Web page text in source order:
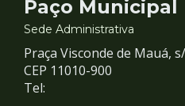
e
Redes
Paço Municipal
Sede Administrativa
Praça Visconde de Mauá,
CEP 11010-900
Tel: